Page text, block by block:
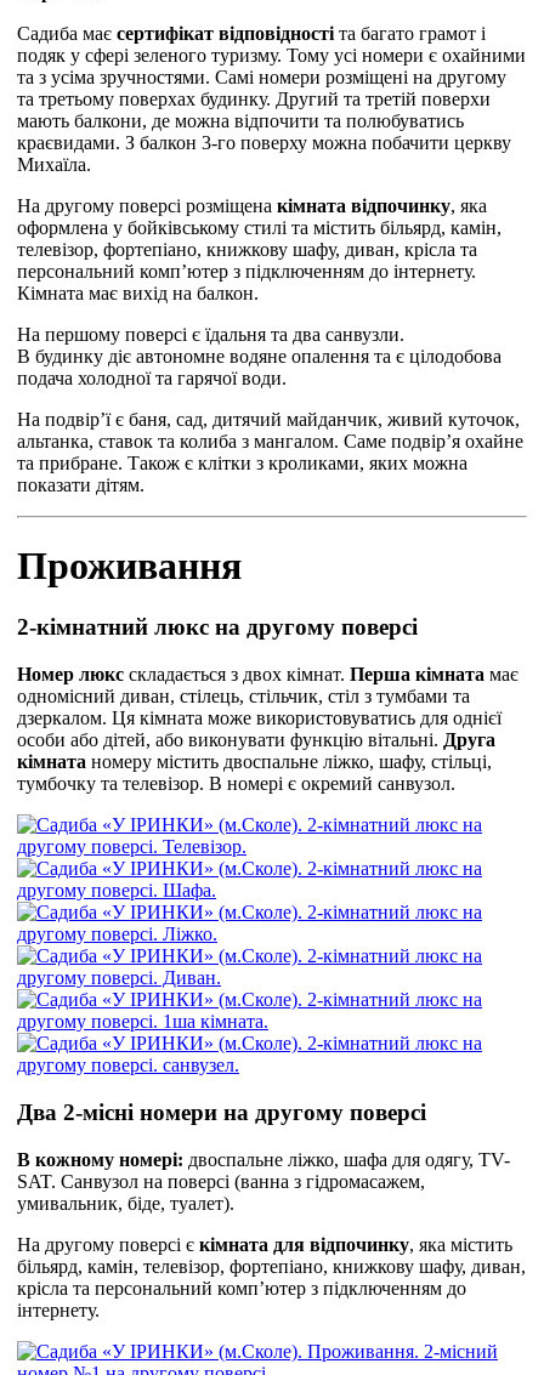
Садиба має сертифікат відповідності та багато грамот і
подяк у сфері зеленого туризму. Тому усі номери є охайними
та з усіма зручностями. Самі номери розміщені на другому
та третьому поверхах будинку. Другий та третій поверхи
мають балкони, де можна відпочити та полюбуватись
краєвидами. З балкон 3-го поверху можна побачити церкву
Михаїла.
На другому поверсі розміщена кімната відпочинку, яка
оформлена у бойківському стилі та містить більярд, камін,
телевізор, фортепіано, книжкову шафу, диван, крісла та
персональний комп’ютер з підключенням до інтернету.
Кімната має вихід на балкон.
На першому поверсі є їдальня та два санвузли.
В будинку діє автономне водяне опалення та є цілодобова
подача холодної та гарячої води.
На подвір’ї є баня, сад, дитячий майданчик, живий куточок,
альтанка, ставок та колиба з мангалом. Саме подвір’я охайне
та прибране. Також є клітки з кроликами, яких можна
показати дітям.
Проживання
2-кімнатний люкс на другому поверсі
Номер люкс складається з двох кімнат. Перша кімната має
одномісний диван, стілець, стільчик, стіл з тумбами та
дзеркалом. Ця кімната може використовуватись для однієї
особи або дітей, або виконувати функцію вітальні. Друга
кімната номеру містить двоспальне ліжко, шафу, стільці,
тумбочку та телевізор. В номері є окремий санвузол.
Два 2-місні номери на другому поверсі
В кожному номері: двоспальне ліжко, шафа для одягу, TV-
SAT. Санвузол на поверсі (ванна з гідромасажем,
умивальник, біде, туалет).
На другому поверсі є кімната для відпочинку, яка містить
більярд, камін, телевізор, фортепіано, книжкову шафу, диван,
крісла та персональний комп’ютер з підключенням до
інтернету.